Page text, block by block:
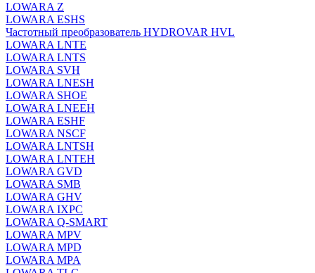
LOWARA Z
LOWARA ESHS
Частотный преобразователь HYDROVAR HVL
LOWARA LNTE
LOWARA LNTS
LOWARA SVH
LOWARA LNESH
LOWARA SHOE
LOWARA LNEEH
LOWARA ESHF
LOWARA NSCF
LOWARA LNTSH
LOWARA LNTEH
LOWARA GVD
LOWARA SMB
LOWARA GHV
LOWARA IXPС
LOWARA Q-SMART
LOWARA MPV
LOWARA MPD
LOWARA MPA